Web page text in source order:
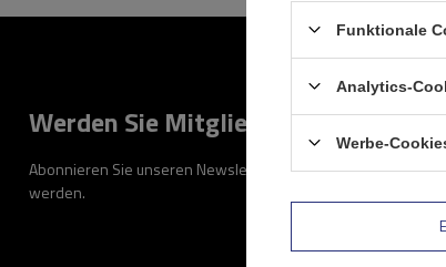
Werden Sie Mitglied
Abonnieren Sie unseren Newsletter, um regelmäßig über
werden.
Funktionale
Analytics-
Werbe-